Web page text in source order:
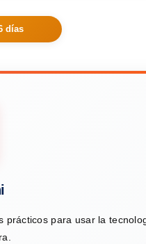
días
prácticos para usar la